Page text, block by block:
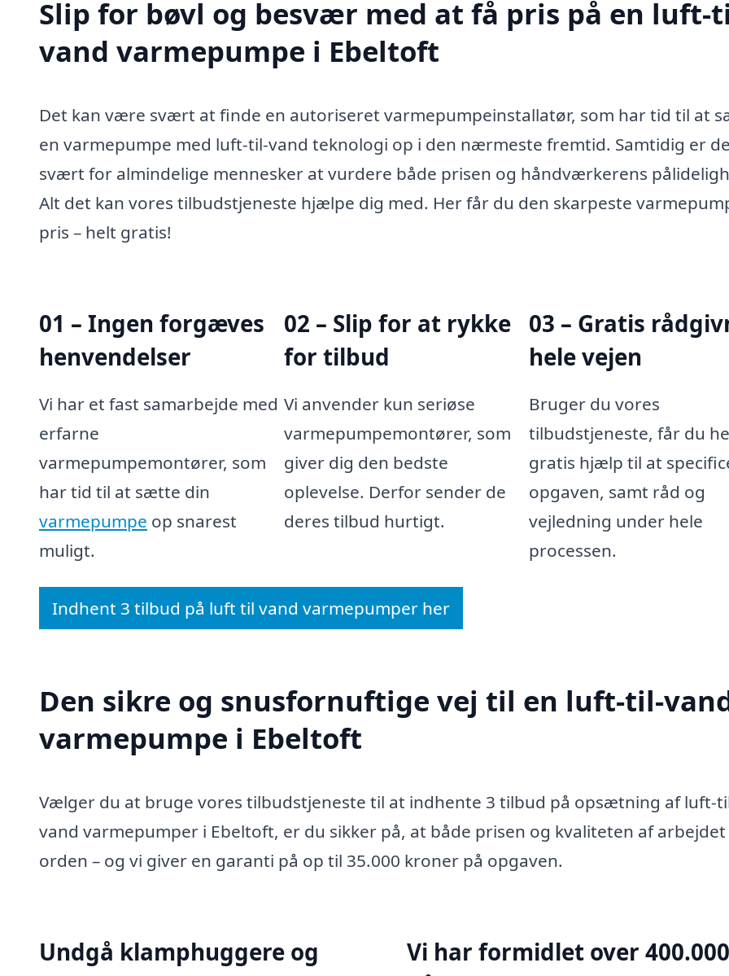
Slip for bøvl og besvær med at få pris på en luft-
vand varmepumpe i Ebeltoft
Det kan være svært at finde en autoriseret varmepumpeinstallatør, som har tid til at
en varmepumpe med luft-til-vand teknologi op i den nærmeste fremtid. Samtidig er
svært for almindelige mennesker at vurdere både prisen og håndværkerens
Alt det kan vores tilbudstjeneste hjælpe dig med. Her får du den skarpeste
pris – helt gratis!
01 – Ingen forgæves
henvendelser
Vi har et fast samarbejde med
erfarne
varmepumpemontører, som
har tid til at sætte din
varmepumpe op snarest
muligt.
02 – Slip for at rykke
for tilbud
Vi anvender kun seriøse
varmepumpemontører, som
giver dig den bedste
oplevelse. Derfor sender de
deres tilbud hurtigt.
03 – Gratis
hele vejen
Bruger du vores
tilbudstjeneste, får du
gratis hjælp til at
opgaven, samt råd og
vejledning under hele
processen.
Indhent 3 tilbud på luft til vand varmepumper her
Den sikre og snusfornuftige vej til en luft-til-
varmepumpe i Ebeltoft
Vælger du at bruge vores tilbudstjeneste til at indhente 3 tilbud på opsætning af luft-
vand varmepumper i Ebeltoft, er du sikker på, at både prisen og kvaliteten af
orden – og vi giver en garanti på op til 35.000 kroner på opgaven.
Undgå klamphuggere og
Vi har formidlet over 400.000